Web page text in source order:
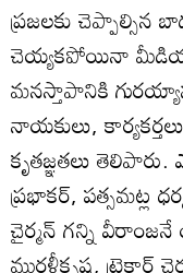
ప్రజలకు చెప్పాల్సిన
చెయ్యకపోయినా మీడియా
మనస్తాపానికి
నాయకులు,
కృతజ్ఞతలు
ప్రభాకర్‌, పత్సమట్ల
చైర్మన్‌ గన్ని